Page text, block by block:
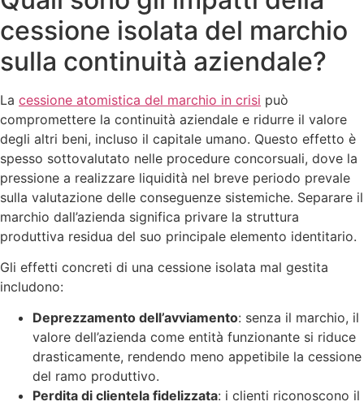
cessione isolata del marchio
sulla continuità aziendale?
La cessione atomistica del marchio in crisi può
compromettere la continuità aziendale e ridurre il valore
degli altri beni, incluso il capitale umano. Questo effetto è
spesso sottovalutato nelle procedure concorsuali, dove la
pressione a realizzare liquidità nel breve periodo prevale
sulla valutazione delle conseguenze sistemiche. Separare il
marchio dall’azienda significa privare la struttura
produttiva residua del suo principale elemento identitario.
Gli effetti concreti di una cessione isolata mal gestita
includono:
Deprezzamento dell’avviamento: senza il marchio, il
valore dell’azienda come entità funzionante si riduce
drasticamente, rendendo meno appetibile la cessione
del ramo produttivo.
Perdita di clientela fidelizzata: i clienti riconoscono il